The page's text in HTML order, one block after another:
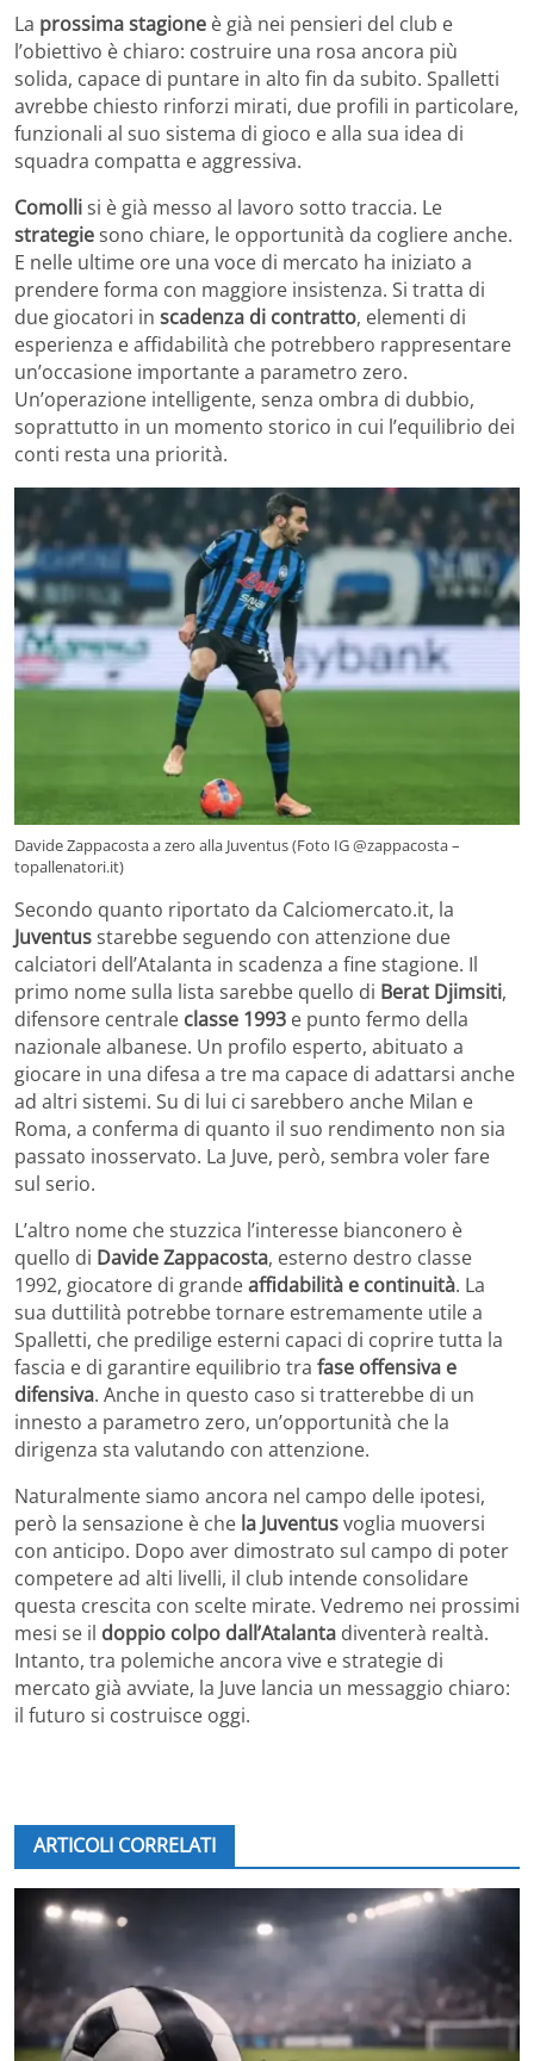
La prossima stagione è già nei pensieri del club e
l’obiettivo è chiaro: costruire una rosa ancora più
solida, capace di puntare in alto fin da subito. Spalletti
avrebbe chiesto rinforzi mirati, due profili in particolare,
funzionali al suo sistema di gioco e alla sua idea di
squadra compatta e aggressiva.
Comollisi è già messo al lavoro sotto traccia. Le
strategiesono chiare, le opportunità da cogliere anche.
E nelle ultime ore una voce di mercato ha iniziato a
prendere forma con maggiore insistenza. Si tratta di
due giocatori in scadenza di contratto, elementi di
esperienza e affidabilità che potrebbero rappresentare
un’occasione importante a parametro zero.
Un’operazione intelligente, senza ombra di dubbio,
soprattutto in un momento storico in cui l’equilibrio dei
conti resta una priorità.
Davide Zappacosta a zero alla Juventus (Foto IG @zappacosta –
topallenatori.it)
Secondo quanto riportato da Calciomercato.it, la
Juventusstarebbe seguendo con attenzione due
calciatori dell’Atalanta in scadenza a fine stagione. Il
primo nome sulla lista sarebbe quello di Berat Djimsiti,
difensore centrale classe 1993 e punto fermo della
nazionale albanese. Un profilo esperto, abituato a
giocare in una difesa a tre ma capace di adattarsi anche
ad altri sistemi. Su di lui ci sarebbero anche Milan e
Roma, a conferma di quanto il suo rendimento non sia
passato inosservato. La Juve, però, sembra voler fare
sul serio.
L’altro nome che stuzzica l’interesse bianconero è
quello di Davide Zappacosta, esterno destro classe
1992, giocatore di grandeaffidabilità e continuità. La
sua duttilità potrebbe tornare estremamente utile a
Spalletti, che predilige esterni capaci di coprire tutta la
fascia e di garantire equilibrio tra fase offensiva e
difensiva. Anche in questo caso si tratterebbe di un
innesto a parametro zero, un’opportunità che la
dirigenza sta valutando con attenzione.
Naturalmente siamo ancora nel campo delle ipotesi,
però la sensazione è che la Juventusvoglia muoversi
con anticipo. Dopo aver dimostrato sul campo di poter
competere ad alti livelli, il club intende consolidare
questa crescita con scelte mirate. Vedremo nei prossimi
mesi se il doppio colpo dall’Atalanta diventerà realtà.
Intanto, tra polemiche ancora vive e strategie di
mercato già avviate, la Juve lancia un messaggio chiaro:
il futuro si costruisce oggi.
ARTICOLI CORRELATI